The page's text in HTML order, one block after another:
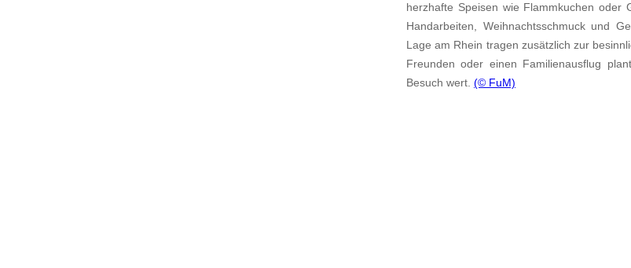
herzhafte Speisen wie Flammkuchen oder
Handarbeiten, Weihnachtsschmuck und
Lage am Rhein tragen zusätzlich zur
Freunden oder einen Familienausflug
Besuch wert. (© FuM)